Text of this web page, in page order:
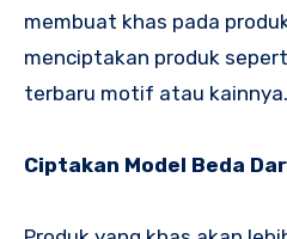
membuat khas pada
menciptakan produk
terbaru motif atau kainnya.
Ciptakan Model Beda